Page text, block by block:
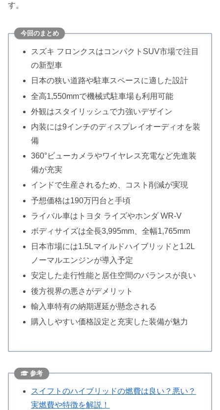
す。
今回のまとめ
スズキ フロンクスはコンパクトSUV市場で注目
の新型車
日本の狭い道路や駐車スペースに適した設計
全高1,550mmで機械式駐車場も利用可能
外観はスタイリッシュで力強いデザイン
内装には9インチのディスプレイオーディオを装
備
360°ビューカメラやワイヤレス充電など先進装
備が充実
インドで生産されるため、コスト削減が実現
予想価格は190万円台と手頃
ライバル車はトヨタ ライズやホンダ WR-V
ボディサイズは全長3,995mm、全幅1,765mm
日本市場には1.5Lマイルドハイブリッドと1.2L
ノーマルエンジンが導入予定
安定した走行性能と居住空間のバランスが良い
後方視界の悪さがデメリット
輸入車特有の納期遅延が懸念される
購入しやすい価格設定と充実した装備が魅力
参考
スイフトのハイブリッドの燃費は良い？悪い？
実燃費や特徴を解説！